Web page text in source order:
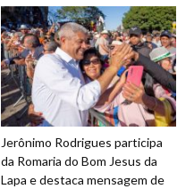
Jerônimo Rodrigues participa
da Romaria do Bom Jesus da
Lapa e destaca mensagem de